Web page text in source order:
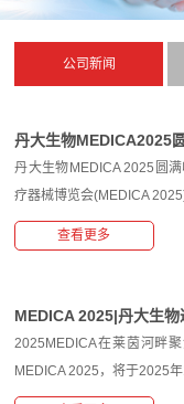
公司新闻
丹大生物MEDICA2025
丹大生物MEDICA 2025圆
疗器械博览会(MEDICA
查看更多
MEDICA 2025|丹大生物
2025MEDICA在莱茵河畔
MEDICA 2025，将于2025